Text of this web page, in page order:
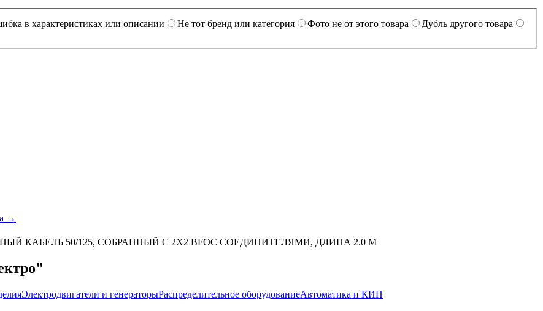
в характеристиках или описании Не тот бренд или категория Фото не от этого товара
Дубль другого товара
→
КАБЕЛЬ 50/125, СОБРАННЫЙ С 2X2 BFOC СОЕДИНИТЕЛЯМИ, ДЛИНА 2.0 M
Электродвигатели и генераторыРаспределительное оборудованиеАвтоматика и КИП